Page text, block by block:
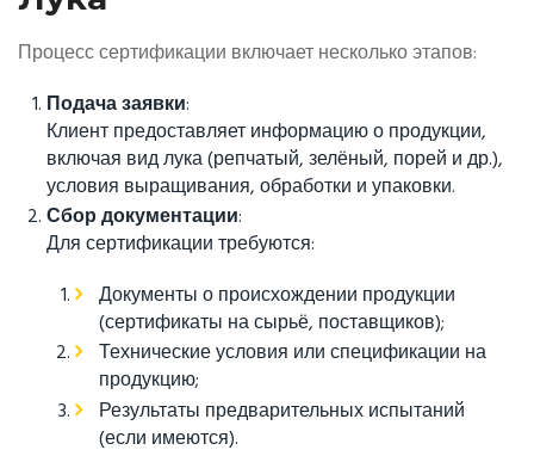
Процесс сертификации включает несколько этапов:
Подача заявки:
Клиент предоставляет информацию о продукции,
включая вид лука (репчатый, зелёный, порей и др.),
условия выращивания, обработки и упаковки.
Сбор документации:
Для сертификации требуются:
Документы о происхождении продукции
(сертификаты на сырьё, поставщиков);
Технические условия или спецификации на
продукцию;
Результаты предварительных испытаний
(если имеются).